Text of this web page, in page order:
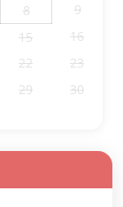
8
9
15
16
22
23
29
30